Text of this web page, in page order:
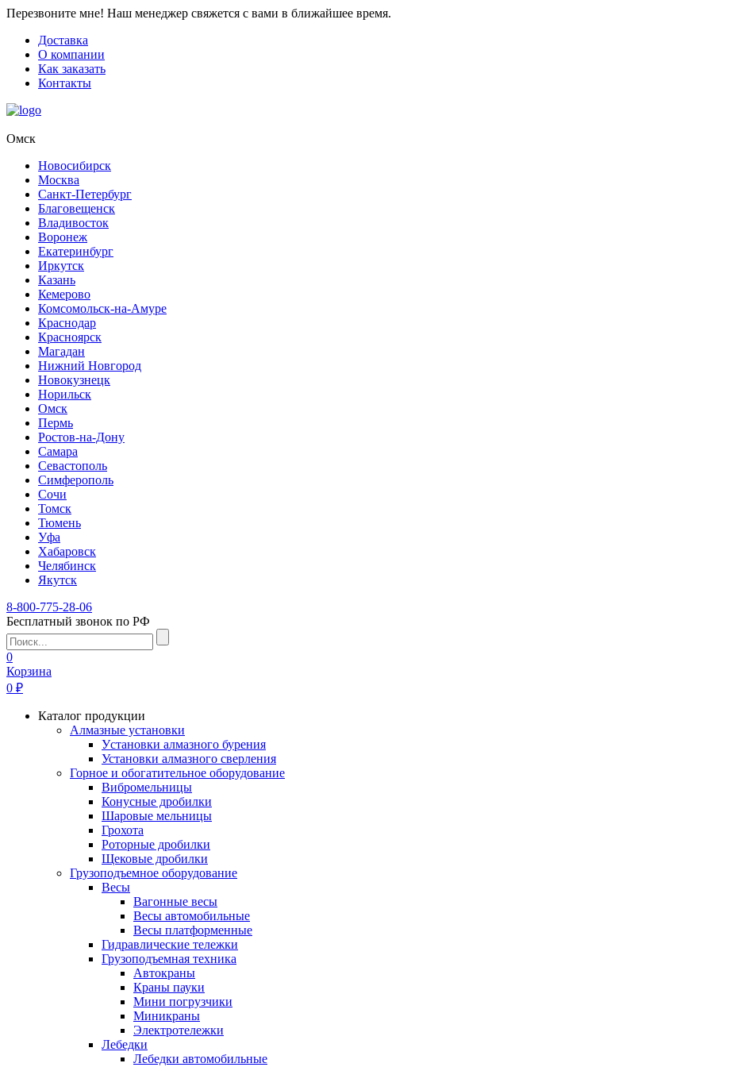
Перезвоните мне! Наш менеджер свяжется с вами в ближайшее время.
Доставка
О компании
Как заказать
Контакты
Омск
Новосибирск
Москва
Санкт-Петербург
Благовещенск
Владивосток
Воронеж
Екатеринбург
Иркутск
Казань
Кемерово
Комсомольск-на-Амуре
Краснодар
Красноярск
Магадан
Нижний Новгород
Новокузнецк
Норильск
Омск
Пермь
Ростов-на-Дону
Самара
Севастополь
Симферополь
Сочи
Томск
Тюмень
Уфа
Хабаровск
Челябинск
Якутск
8-800-775-28-06
Бесплатный звонок по РФ
0
Корзина
0 ₽
Каталог продукции
Алмазные установки
Уcтановки алмазного бурения
Установки алмазного сверления
Горное и обогатительное оборудование
Вибромельницы
Конусные дробилки
Шаровые мельницы
Грохота
Роторные дробилки
Щековые дробилки
Грузоподъемное оборудование
Весы
Вагонные весы
Весы автомобильные
Весы платформенные
Гидравлические тележки
Грузоподъемная техника
Автокраны
Краны пауки
Мини погрузчики
Миникраны
Электротележки
Лебедки
Лебедки автомобильные